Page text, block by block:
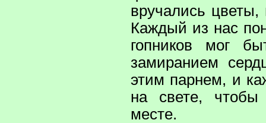
вручались
Каждый из нас
гопников мог
замиранием
этим парнем, и
на свете, чтобы
месте.